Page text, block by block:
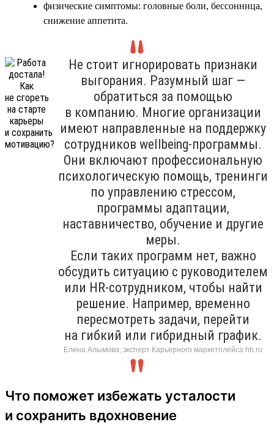
физические симптомы: головные боли, бессонница,
снижение аппетита.
Не стоит игнорировать признаки
выгорания. Разумный шаг —
обратиться за помощью
в компанию. Многие организации
имеют направленные на поддержку
сотрудников wellbeing-программы.
Они включают профессиональную
психологическую помощь, тренинги
по управлению стрессом,
программы адаптации,
наставничество, обучение и другие
меры.
Если таких программ нет, важно
обсудить ситуацию с руководителем
или HR-сотрудником, чтобы найти
решение. Например, временно
пересмотреть задачи, перейти
на гибкий или гибридный график.
Елена Алымова, эксперт Карьерного маркетплейса hh.ru
Что поможет избежать усталости
и сохранить вдохновение